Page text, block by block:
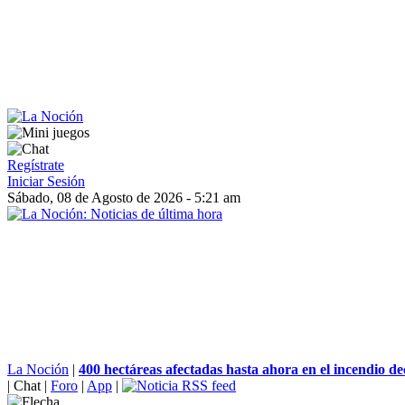
Regístrate
Iniciar Sesión
Sábado, 08 de Agosto de 2026 - 5:21 am
La Noción | 400 hectáreas afectadas hasta ahora en el incendio
| Chat | Foro | App |